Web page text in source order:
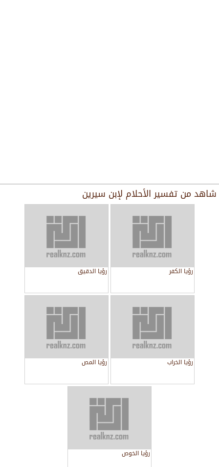
شاهد من تفسير الأحلام لإبن سيرين
رؤيا الكفر رؤيا الدقيق
رؤيا الخراب رؤيا المص
رؤيا الخوص